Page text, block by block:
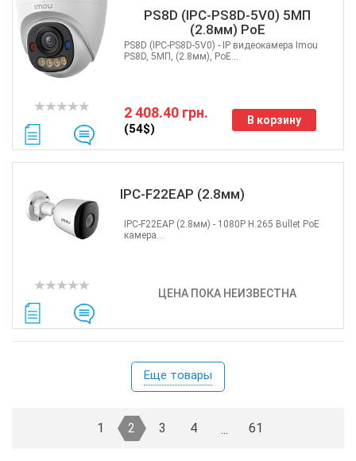
PS8D (IPC-PS8D-5V0) 5МП
(2.8мм) PoE
2 408.40 грн.
(54$)
В корзину
PS8D (IPC-PS8D-5V0) - IP видеокамера Imou
PS8D, 5МП, (2.8мм), PoE...
IPC-F22EAP (2.8мм)
ЦЕНА ПОКА НЕИЗВЕСТНА
IPC-F22EAP (2.8мм) - 1080P H.265 Bullet PoE
камера...
Еще товары
1 2 3 4 ... 61